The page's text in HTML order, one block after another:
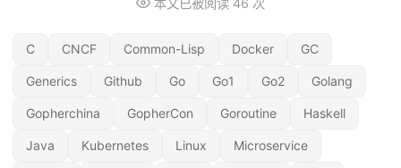
C CNCF Common-Lisp Docker GC
Generics Github Go Go1 Go2 Golang
Gopherchina GopherCon Goroutine Haskell
Java Kubernetes Linux Microservice